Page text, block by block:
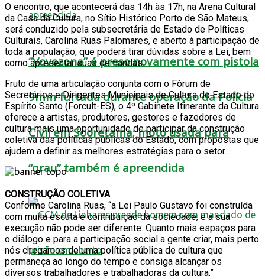
“Vovozona” é preso novamente com pistola
9mm furtada durante operação da Polícia
Civil em Sooretama; moto usada para
“grau” também é apreendida
O encontro, que acontecerá das 14h às 17h, na Arena Cultural
da Casa da Cultura, no Sítio Histórico Porto de São Mateus,
será conduzido pela subsecretária de Estado de Políticas
Culturais, Carolina Ruas Palomares, e aberto à participação de
toda a população, que poderá tirar dúvidas sobre a Lei, bem
como apresentar suas demandas.
Fruto de uma articulação conjunta com o Fórum de
Secretários e Dirigentes Municipais de Cultura do Estado do
Espírito Santo (Forcult-ES), o 4º Gabinete Itinerante da Cultura
oferece a artistas, produtores, gestores e fazedores de
cultura mais uma oportunidade de participar da construção
coletiva das políticas públicas do Estado, com propostas que
ajudem a definir as melhores estratégias para o setor.
CONSTRUÇÃO COLETIVA
Conforme Carolina Ruas, “a Lei Paulo Gustavo foi construída
com muita escuta e contribuição da sociedade, e a sua
execução não pode ser diferente. Quanto mais espaços para
o diálogo e para a participação social a gente criar, mais perto
nós chegamos de uma política pública de cultura que
permaneça ao longo do tempo e consiga alcançar os
diversos trabalhadores e trabalhadoras da cultura.”